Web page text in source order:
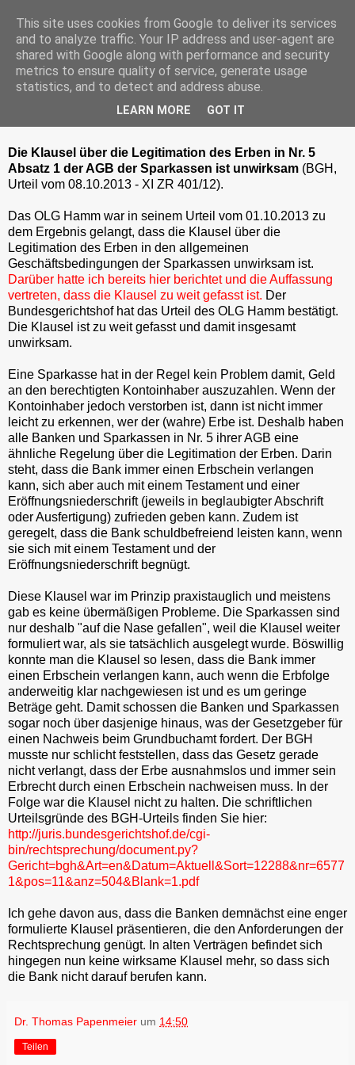
Donnerstag, 7. November 2013
BGH kippt Sparkassenklausel zur
erbrechtlichen Legitimation
Die Klausel über die Legitimation des Erben in Nr. 5
Absatz 1 der AGB der Sparkassen ist unwirksam (BGH,
Urteil vom 08.10.2013 - XI ZR 401/12).
Das OLG Hamm war in seinem Urteil vom 01.10.2013 zu
dem Ergebnis gelangt, dass die Klausel über die
Legitimation des Erben in den allgemeinen
Geschäftsbedingungen der Sparkassen unwirksam ist.
Darüber hatte ich bereits hier berichtet und die Auffassung
vertreten, dass die Klausel zu weit gefasst ist. Der
Bundesgerichtshof hat das Urteil des OLG Hamm bestätigt.
Die Klausel ist zu weit gefasst und damit insgesamt
unwirksam.
Eine Sparkasse hat in der Regel kein Problem damit, Geld
an den berechtigten Kontoinhaber auszuzahlen. Wenn der
Kontoinhaber jedoch verstorben ist, dann ist nicht immer
leicht zu erkennen, wer der (wahre) Erbe ist. Deshalb haben
alle Banken und Sparkassen in Nr. 5 ihrer AGB eine
ähnliche Regelung über die Legitimation der Erben. Darin
steht, dass die Bank immer einen Erbschein verlangen
kann, sich aber auch mit einem Testament und einer
Eröffnungsniederschrift (jeweils in beglaubigter Abschrift
oder Ausfertigung) zufrieden geben kann. Zudem ist
geregelt, dass die Bank schuldbefreiend leisten kann, wenn
sie sich mit einem Testament und der
Eröffnungsniederschrift begnügt.
Diese Klausel war im Prinzip praxistauglich und meistens
gab es keine übermäßigen Probleme. Die Sparkassen sind
nur deshalb "auf die Nase gefallen", weil die Klausel weiter
formuliert war, als sie tatsächlich ausgelegt wurde. Böswillig
konnte man die Klausel so lesen, dass die Bank immer
einen Erbschein verlangen kann, auch wenn die Erbfolge
anderweitig klar nachgewiesen ist und es um geringe
Beträge geht. Damit schossen die Banken und Sparkassen
sogar noch über dasjenige hinaus, was der Gesetzgeber für
einen Nachweis beim Grundbuchamt fordert. Der BGH
musste nur schlicht feststellen, dass das Gesetz gerade
nicht verlangt, dass der Erbe ausnahmslos und immer sein
Erbrecht durch einen Erbschein nachweisen muss. In der
Folge war die Klausel nicht zu halten. Die schriftlichen
Urteilsgründe des BGH-Urteils finden Sie hier:
http://juris.bundesgerichtshof.de/cgi-
bin/rechtsprechung/document.py?
Gericht=bgh&Art=en&Datum=Aktuell&Sort=12288&nr=6577
1&pos=11&anz=504&Blank=1.pdf
Ich gehe davon aus, dass die Banken demnächst eine enger
formulierte Klausel präsentieren, die den Anforderungen der
Rechtsprechung genügt. In alten Verträgen befindet sich
hingegen nun keine wirksame Klausel mehr, so dass sich
die Bank nicht darauf berufen kann.
Dr. Thomas Papenmeier um 14:50
Teilen
This site uses cookies from Google to deliver its services
and to analyze traffic. Your IP address and user-agent are
shared with Google along with performance and security
metrics to ensure quality of service, generate usage
statistics, and to detect and address abuse.
LEARN MORE GOT IT